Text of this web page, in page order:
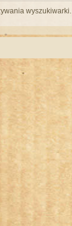
wyszukiwarki.